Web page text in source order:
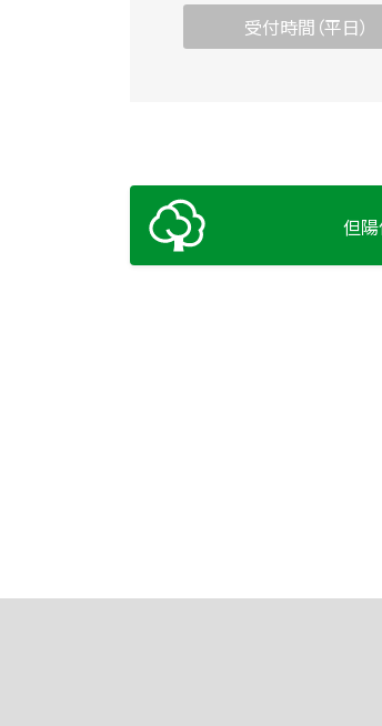
受付時間（平日）
但